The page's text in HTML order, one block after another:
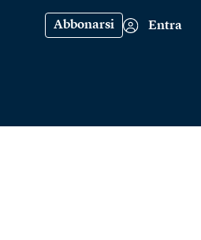
Abbonarsi Entra